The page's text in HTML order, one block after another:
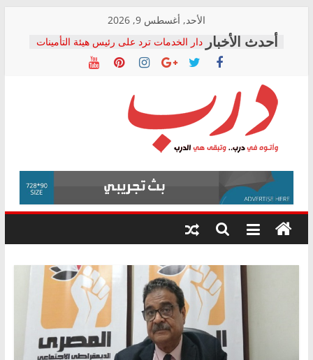
content
الأحد, أغسطس 9, 2026
دار الخدمات ترد على رئيس هيئة التأمينات
بعد مؤتمره الصحفي: إنكار الأزمة لا ينهي
معاناة أصحاب المعاشات.. ونطالب بكشف
فرحات سليمان يكتب: القطاع الصحي إلى
أين؟
حزب التحالف الشعبي يطلق لجنة “الحق
في الصحة” بالإسكندرية لرصد الانتهاكات
ودعم المرضى
الوزاري لمدينة الصحفيين.. وانتهاء أعمال
إنشاء المبنى الإداري
المجلس القومي لحقوق الإنسان يعلن
متابعة قضية الدكتور محمد زهران.. ويؤكد:
قرينة البراءة وضمانات المحاكمة العادلة
درب
وأتوه
درب..
وتبقى
هي